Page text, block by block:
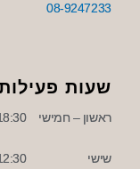
08-9247233
שעות
ראשון – חמישי
שישי
– 09:30
– 09:30